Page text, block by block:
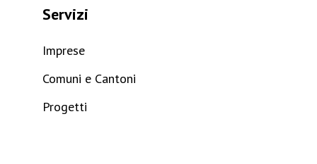
Servizi
Imprese
Comuni e Cantoni
Progetti